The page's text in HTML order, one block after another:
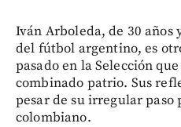
Iván Arboleda, de 30 años
del fútbol argentino, es
pasado en la Selección
combinado patrio. Sus
pesar de su irregular
colombiano.